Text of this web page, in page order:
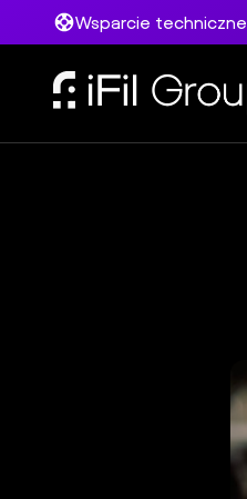
Wsparcie techniczne